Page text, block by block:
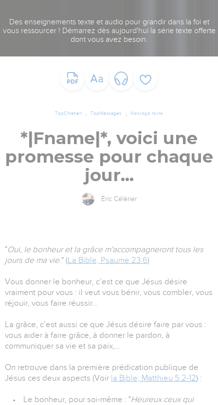
Des enseignements texte et audio pour grandir dans la foi et
vous ressourcer ! Démarrez dès aujourd'hui la série texte offerte
dont vous avez besoin.
TopChrétien TopMessages Message texte
*|Fname|*, voici une
promesse pour chaque
jour…
Éric Célérier
"Oui, le bonheur et la grâce m'accompagneront tous les
jours de ma vie." (La Bible, Psaume 23.6)
Vous donner le bonheur, c’est ce que Jésus désire
vraiment pour vous : il veut vous bénir, vous combler, vous
réjouir, vous faire réussir…
La grâce, c’est aussi ce que Jésus désire faire par vous :
vous aider à faire grâce, à donner le pardon, à
communiquer sa vie et sa paix,…
On retrouve dans la première prédication publique de
Jésus ces deux aspects (Voir la Bible, Matthieu 5.2-12) :
• Le bonheur, pour soi-même : "Heureux ceux qui